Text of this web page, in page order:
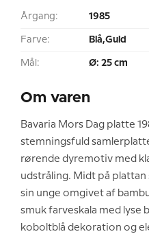
Årgang: 1985
Farve: Blå,Guld
Mål: Ø: 25 cm
Om varen
Bavaria Mors Dag platte
stemningsfuld
rørende dyremotiv med
udstråling. Midt på plattan
sin unge omgivet af
smuk farveskala med lyse
koboltblå dekoration og